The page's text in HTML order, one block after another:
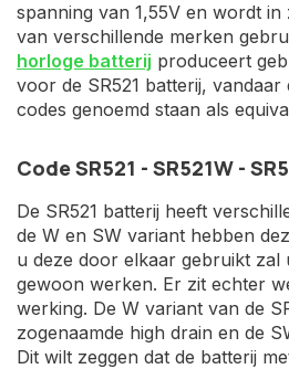
spanning van 1,55V en wordt in
van verschillende merken
horloge batterij produceert
voor de SR521 batterij,
codes genoemd staan als
Code SR521 - SR521W -
De SR521 batterij heeft
de W en SW variant hebben
u deze door elkaar gebruikt
gewoon werken. Er zit echter
werking. De W variant van de
zogenaamde high drain en de
Dit wilt zeggen dat de batterij